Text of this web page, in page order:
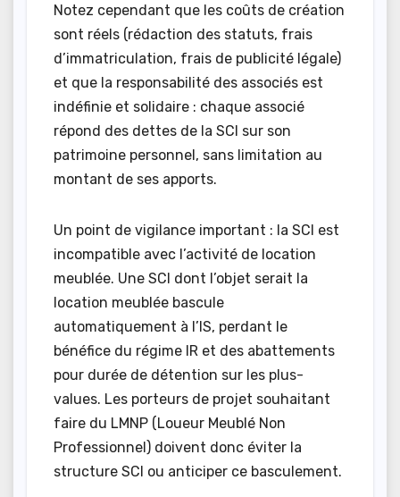
Notez cependant que les coûts de création
sont réels (rédaction des statuts, frais
d’immatriculation, frais de publicité légale)
et que la responsabilité des associés est
indéfinie et solidaire : chaque associé
répond des dettes de la SCI sur son
patrimoine personnel, sans limitation au
montant de ses apports.
Un point de vigilance important : la SCI est
incompatible avec l’activité de location
meublée. Une SCI dont l’objet serait la
location meublée bascule
automatiquement à l’IS, perdant le
bénéfice du régime IR et des abattements
pour durée de détention sur les plus-
values. Les porteurs de projet souhaitant
faire du LMNP (Loueur Meublé Non
Professionnel) doivent donc éviter la
structure SCI ou anticiper ce basculement.